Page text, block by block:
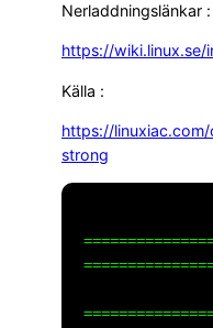
Nerladdningslänkar :
https://wiki.linux.se/
Källa :
https://
strong